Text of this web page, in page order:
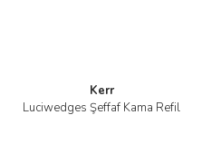
Kerr
Luciwedges Şeffaf Kama Refil